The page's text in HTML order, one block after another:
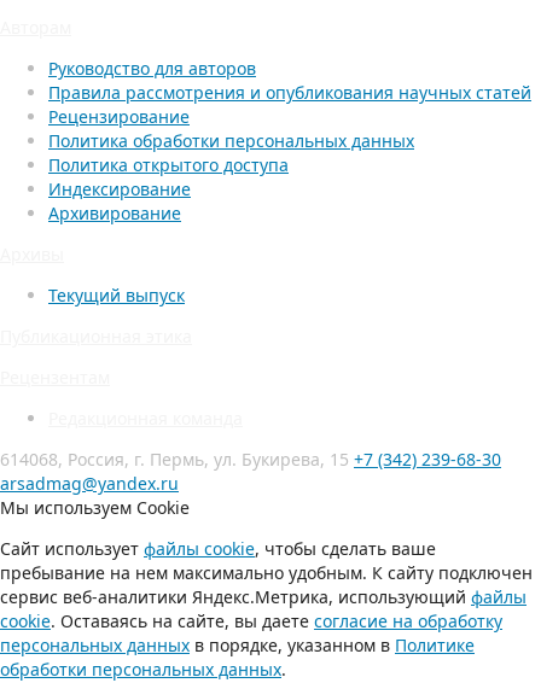
Руководство для авторов
Правила рассмотрения и опубликования научных статей
Рецензирование
Политика обработки персональных данных
Политика открытого доступа
Индексирование
Архивирование
Текущий выпуск
614068, Россия, г. Пермь, ул. Букирева, 15 +7 (342) 239-68-30
arsadmag@yandex.ru
Мы используем Cookie
Сайт использует файлы cookie, чтобы сделать ваше
пребывание на нем максимально удобным. К сайту подключен
сервис веб-аналитики Яндекс.Метрика, использующий файлы
cookie. Оставаясь на сайте, вы даете согласие на обработку
персональных данных в порядке, указанном в Политике
обработки персональных данных.